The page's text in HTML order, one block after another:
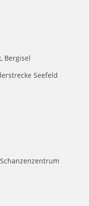
Bergisel
Seefeld